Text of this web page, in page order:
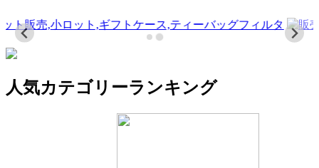
人気カテゴリーランキング